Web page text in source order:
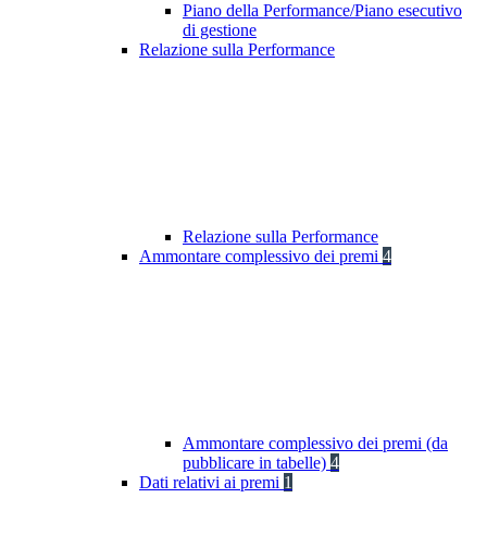
Piano della Performance/Piano esecutivo
di gestione
Relazione sulla Performance
Relazione sulla Performance
Ammontare complessivo dei premi 4
Ammontare complessivo dei premi (da
pubblicare in tabelle) 4
Dati relativi ai premi 1